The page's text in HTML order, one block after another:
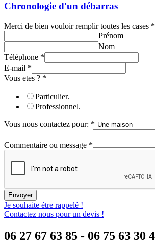
Chronologie d'un débarras
Merci de bien vouloir remplir toutes les cases *
Prénom
Nom
Téléphone *
E-mail *
Vous etes ? *
Particulier.
Professionnel.
Vous nous contactez pour: *
Commentaire ou message *
Envoyer
Je souhaite étre rappelé !
Contactez nous pour un devis !
06 27 67 63 85 - 06 75 63 30